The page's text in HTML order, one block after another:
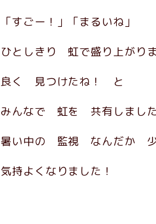
「すごー！」「まるいね」
ひとしきり 虹で盛り上がりま
良く 見つけたね！ と
みんなで 虹を 共有しました
暑い中の 監視 なんだか
気持よくなりました！